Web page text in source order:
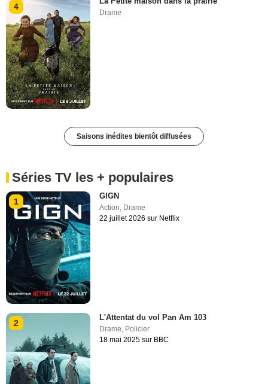
4
Drame
Saisons inédites bientôt diffusées
Séries TV les + populaires
1
GIGN
Action, Drame
22 juillet 2026 sur Netflix
2
L'Attentat du vol Pan Am 103
Drame, Policier
18 mai 2025 sur BBC